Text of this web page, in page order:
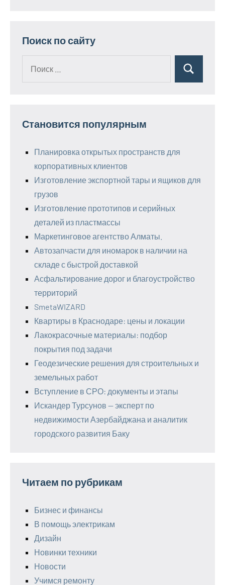
Поиск по сайту
Поиск
Становится популярным
Планировка открытых пространств для
корпоративных клиентов
Изготовление экспортной тары и ящиков для
грузов
Изготовление прототипов и серийных
деталей из пластмассы
Маркетинговое агентство Алматы.
Автозапчасти для иномарок в наличии на
складе с быстрой доставкой
Асфальтирование дорог и благоустройство
территорий
SmetaWIZARD
Квартиры в Краснодаре: цены и локации
Лакокрасочные материалы: подбор
покрытия под задачи
Геодезические решения для строительных и
земельных работ
Вступление в СРО: документы и этапы
Искандер Турсунов — эксперт по
недвижимости Азербайджана и аналитик
городского развития Баку
Читаем по рубрикам
Бизнес и финансы
В помощь электрикам
Дизайн
Новинки техники
Новости
Учимся ремонту